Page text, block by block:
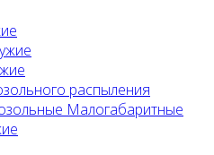
распыления
Малогабаритные